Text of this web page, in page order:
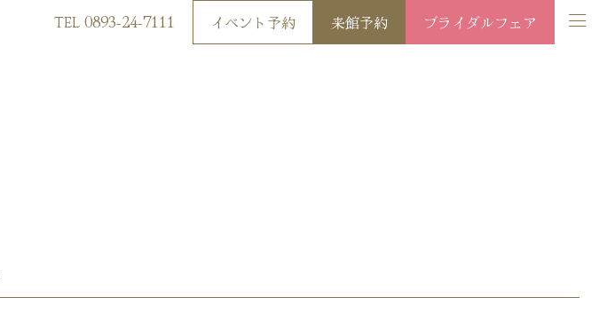
TEL 0893-24-7111 イベント予約 来館予約 ブライダルフェア